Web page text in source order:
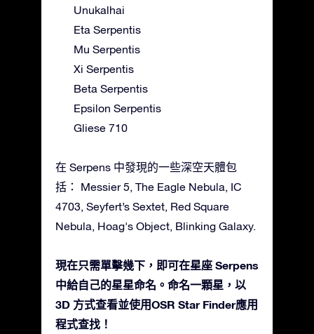
Unukalhai
Eta Serpentis
Mu Serpentis
Xi Serpentis
Beta Serpentis
Epsilon Serpentis
Gliese 710
在 Serpens 中發現的一些深空天體包
括： Messier 5, The Eagle Nebula, IC
4703, Seyfert’s Sextet, Red Square
Nebula, Hoag's Object, Blinking Galaxy.
現在只需單擊幾下，即可在星座 Serpens
中給自己的星星命名。命名一顆星，以
3D 方式查看並使用OSR Star Finder應用
程式查找！